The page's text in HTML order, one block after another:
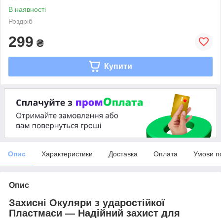
В наявності
Роздріб
299 ₴
Купити
Опис Характеристики Доставка Оплата Умови
Опис
Захисні Окуляри з ударостійкої
Пластмаси — Надійний захист для